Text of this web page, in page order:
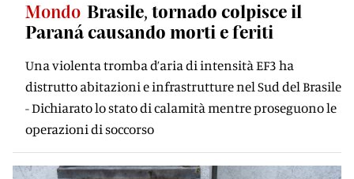
Mondo Brasile, tornado colpisce il
Paraná causando morti e feriti
Una violenta tromba d’aria di intensità EF3 ha
distrutto abitazioni e infrastrutture nel Sud del Brasile
- Dichiarato lo stato di calamità mentre proseguono le
operazioni di soccorso